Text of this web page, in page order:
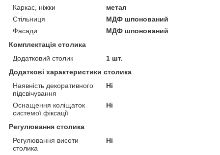
Каркас, ніжки
метал
Стільниця
МДФ шпонований
Фасади
МДФ шпонований
Комплектація столика
Додатковий столик
1 шт.
Додаткові характеристики столика
Наявність декоративного
підсвічування
Ні
Оснащення коліщаток
системої фіксації
Ні
Регулювання столика
Регулювання висоти
столика
Ні